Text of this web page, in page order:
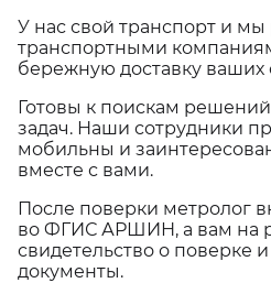
У нас свой транспорт и
транспортными
бережную доставку
Готовы к поискам
задач. Наши сотрудники
мобильны и
вместе с вами.
После поверки метролог
во ФГИС АРШИН, а вам на
свидетельство о поверке
документы.